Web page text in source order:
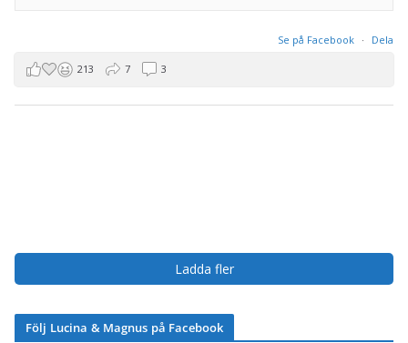
Se på Facebook · Dela
213 7 3
Ladda fler
Följ Lucina & Magnus på Facebook